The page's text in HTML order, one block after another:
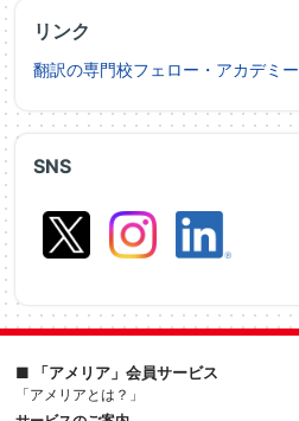
SNS
リンク
翻訳の専門校フェロー・アカデミー
■ 「アメリア」会員サービス
「アメリアとは？」